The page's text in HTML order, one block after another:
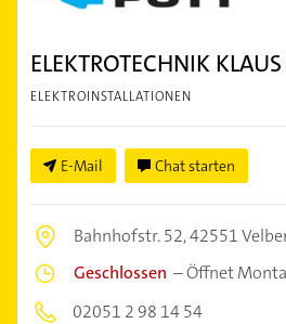
ELEKTROTECHNIK
ELEKTROINSTALLATIONEN
E-Mail Chat starten
Bahnhofstr. 52,42551
Geschlossen –Öffnet
02051 2 98 14 54